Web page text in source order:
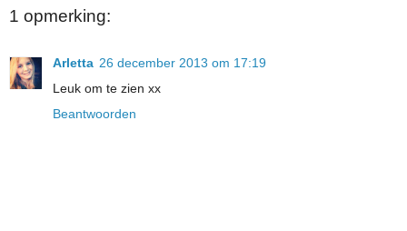
1 opmerking:
Arletta 26 december 2013 om 17:19
Leuk om te zien xx
Beantwoorden